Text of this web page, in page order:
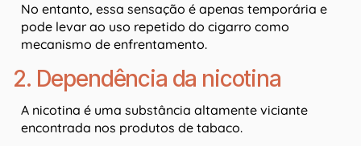
No entanto, essa sensação é apenas temporária e
pode levar ao uso repetido do cigarro como
mecanismo de enfrentamento.
2. Dependência da nicotina
A nicotina é uma substância altamente viciante
encontrada nos produtos de tabaco.